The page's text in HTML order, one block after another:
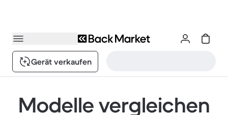
Gerät verkaufen
Modelle vergleichen